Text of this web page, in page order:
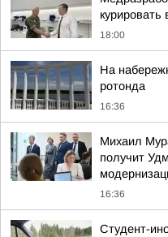
18:00
На
ротонда
16:36
Михаил
получит
16:36
Студент-